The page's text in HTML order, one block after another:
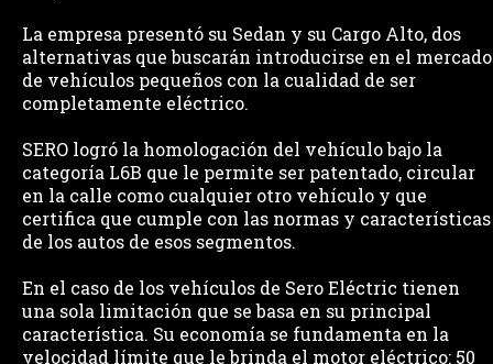
La empresa presentó su Sedan y su Cargo Alto, dos
alternativas que buscarán introducirse en el mercado
de vehículos pequeños con la cualidad de ser
completamente eléctrico.
SERO logró la homologación del vehículo bajo la
categoría L6B que le permite ser patentado, circular
en la calle como cualquier otro vehículo y que
certifica que cumple con las normas y características
de los autos de esos segmentos.
En el caso de los vehículos de Sero Eléctric tienen
una sola limitación que se basa en su principal
característica. Su economía se fundamenta en la
velocidad límite que le brinda el motor eléctrico: 50